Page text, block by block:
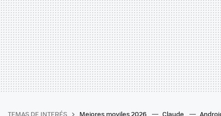
TEMAS DE INTERÉS Mejores moviles 2026 Claude